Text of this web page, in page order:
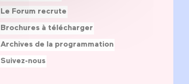
Le Forum recrute
Brochures à télécharger
Archives de la programmation
Suivez-nous